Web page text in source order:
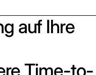
auf Ihre
Time-to-